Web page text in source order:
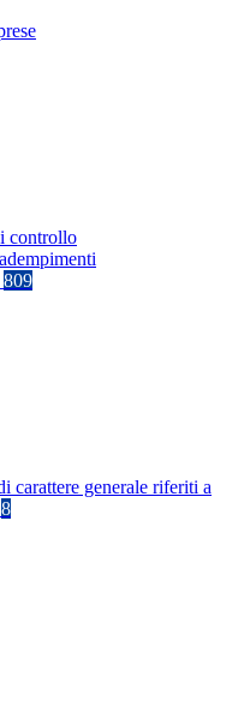
controllo
809
carattere generale riferiti a
8